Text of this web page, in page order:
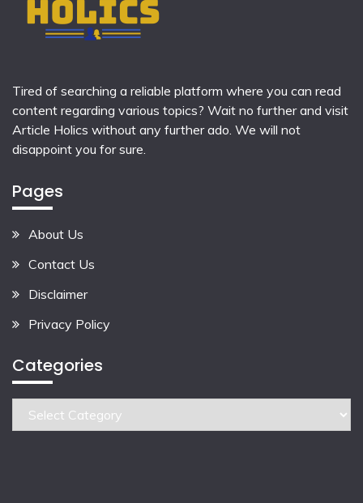
Tired of searching a reliable platform where you can read
content regarding various topics? Wait no further and visit
Article Holics without any further ado. We will not
disappoint you for sure.
Pages
About Us
Contact Us
Disclaimer
Privacy Policy
Categories
Categories